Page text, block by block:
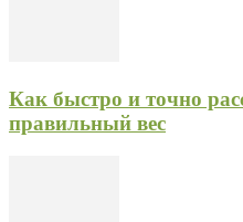
Как быстро и точно
правильный вес